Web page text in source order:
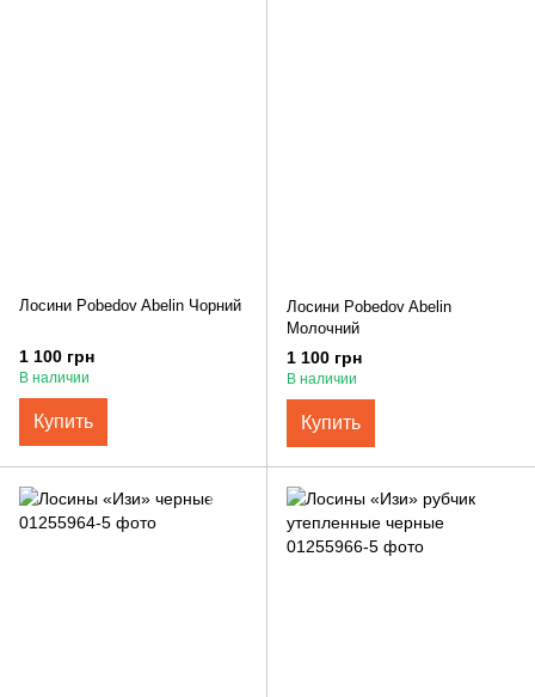
Лосини Pobedov Abelin Чорний
1 100 грн
В наличии
Купить
Лосини Pobedov Abelin
Молочний
1 100 грн
В наличии
Купить